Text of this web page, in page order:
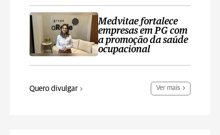
Medvitae fortalece
empresas em PG com
a promoção da saúde
ocupacional
Quero divulgar Ver mais